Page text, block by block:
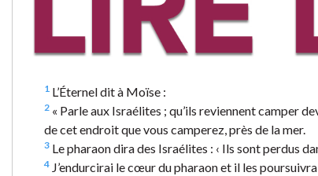
1 L’Éternel dit à Moïse :
2 « Parle aux Israélites ; qu’ils reviennent camper
de cet endroit que vous camperez, près de la mer.
3 Le pharaon dira des Israélites : ‹ Ils sont perdus
4 J’endurcirai le cœur du pharaon et il les